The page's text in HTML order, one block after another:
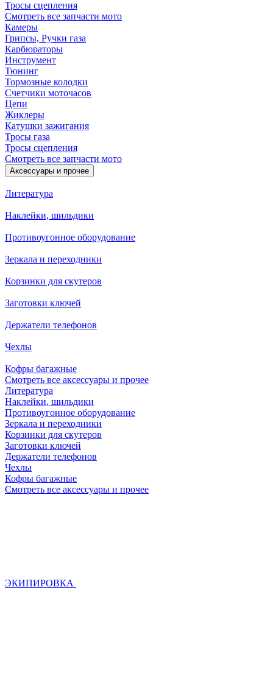
Тросы сцепления
Смотреть все запчасти мото
Камеры
Грипсы, Ручки газа
Карбюраторы
Инструмент
Тюнинг
Тормозные колодки
Счетчики моточасов
Цепи
Жиклеры
Катушки зажигания
Тросы газа
Тросы сцепления
Смотреть все запчасти мото
Аксессуары и прочее
Литература
Наклейки, шильдики
Противоугонное оборудование
Зеркала и переходники
Корзинки для скутеров
Заготовки ключей
Держатели телефонов
Чехлы
Кофры багажные
Смотреть все аксессуары и прочее
Литература
Наклейки, шильдики
Противоугонное оборудование
Зеркала и переходники
Корзинки для скутеров
Заготовки ключей
Держатели телефонов
Чехлы
Кофры багажные
Смотреть все аксессуары и прочее
ЭКИПИРОВКА